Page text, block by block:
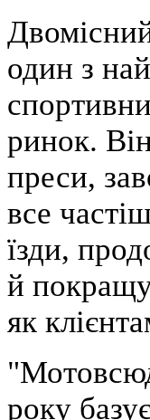
один з
ринок.
преси,
все
їзди,
й
як
року